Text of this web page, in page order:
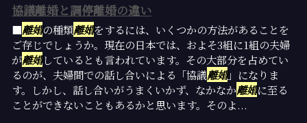
協議離婚と調停離婚の違い
■離婚の種類離婚をするには、いくつかの方法があることを
ご存じでしょうか。現在の日本では、およそ3組に1組の夫婦
が離婚しているとも言われています。その大部分を占めてい
るのが、夫婦間での話し合いによる「協議離婚」になりま
す。しかし、話し合いがうまくいかず、なかなか離婚に至る
ことができないこともあるかと思います。そのよ...